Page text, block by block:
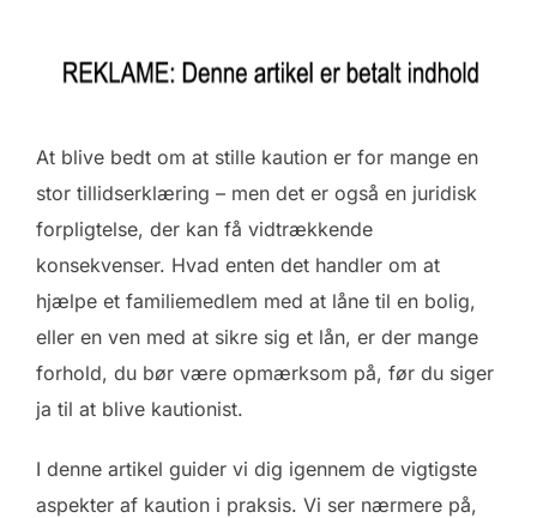
At blive bedt om at stille kaution er for mange en
stor tillidserklæring – men det er også en juridisk
forpligtelse, der kan få vidtrækkende
konsekvenser. Hvad enten det handler om at
hjælpe et familiemedlem med at låne til en bolig,
eller en ven med at sikre sig et lån, er der mange
forhold, du bør være opmærksom på, før du siger
ja til at blive kautionist.
I denne artikel guider vi dig igennem de vigtigste
aspekter af kaution i praksis. Vi ser nærmere på,